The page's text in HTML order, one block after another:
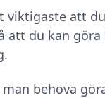
viktigaste att
att du kan
behöva